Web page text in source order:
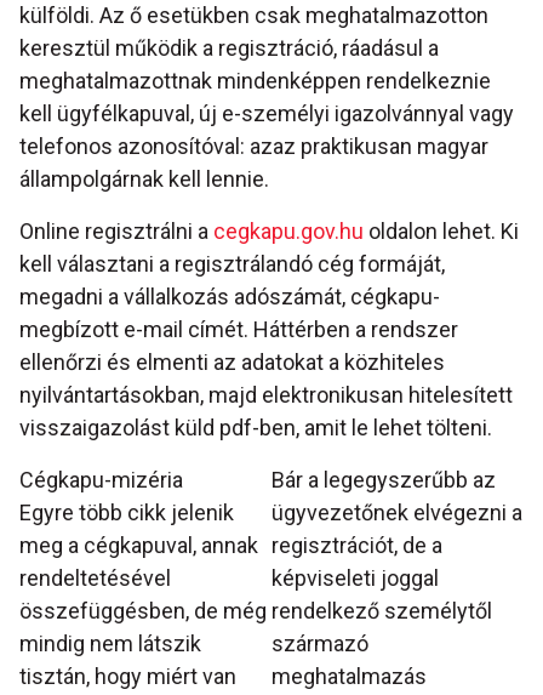
külföldi. Az ő esetükben csak meghatalmazotton
keresztül működik a regisztráció, ráadásul a
meghatalmazottnak mindenképpen rendelkeznie
kell ügyfélkapuval, új e-személyi igazolvánnyal vagy
telefonos azonosítóval: azaz praktikusan magyar
állampolgárnak kell lennie.
Online regisztrálni a cegkapu.gov.hu oldalon lehet. Ki
kell választani a regisztrálandó cég formáját,
megadni a vállalkozás adószámát, cégkapu-
megbízott e-mail címét. Háttérben a rendszer
ellenőrzi és elmenti az adatokat a közhiteles
nyilvántartásokban, majd elektronikusan hitelesített
visszaigazolást küld pdf-ben, amit le lehet tölteni.
Cégkapu-mizéria
Egyre több cikk jelenik
meg a cégkapuval, annak
rendeltetésével
összefüggésben, de még
mindig nem látszik
tisztán, hogy miért van
Bár a legegyszerűbb az
ügyvezetőnek elvégezni a
regisztrációt, de a
képviseleti joggal
rendelkező személytől
származó
meghatalmazás